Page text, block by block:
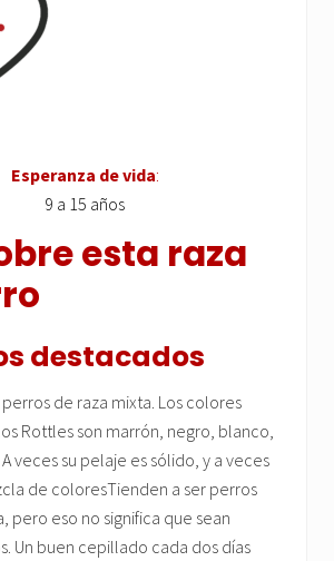
Esperanza de vida:
9 a 15 años
esta raza
destacados
de raza mixta. Los colores
Rottles son marrón, negro, blanco,
veces su pelaje es sólido, y a veces
de coloresTienden a ser perros
pero eso no significa que sean
Un buen cepillado cada dos días